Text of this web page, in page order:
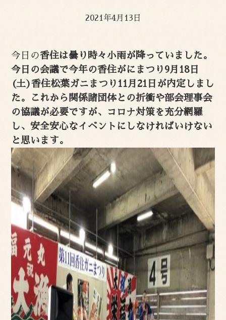
2021年4月13日
今日の香住は曇り時々小雨が降っていました。
今日の会議で今年の香住がにまつり9月18日
(土)香住松葉ガニまつり11月21日が内定しまし
た。これから関係諸団体との折衝や部会理事会
の協議が必要ですが、コロナ対策を充分網羅
し、安全安心なイベントにしなければいけない
と思います。